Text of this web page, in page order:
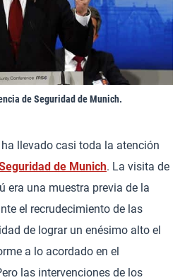
de Seguridad de Munich.
llevado casi toda la atención
de Munich. La visita de
era una muestra previa de la
el recrudecimiento de las
de lograr un enésimo alto el
a lo acordado en el
las intervenciones de los